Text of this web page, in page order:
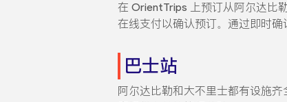
在 OrientTrips 上预订从阿尔达比
在线支付以确认预订。通过即时确
巴士站
阿尔达比勒和大不里士都有设施